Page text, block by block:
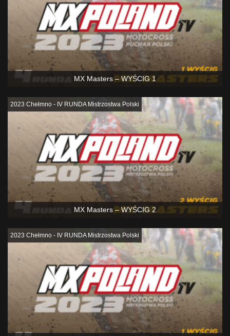
MX Masters – WYŚCIG 1
MX Masters – WYŚCIG 2
2023 Chełmno - IV RUNDA Mistrzostwa Polski
2023 Chełmno - IV RUNDA Mistrzostwa Polski